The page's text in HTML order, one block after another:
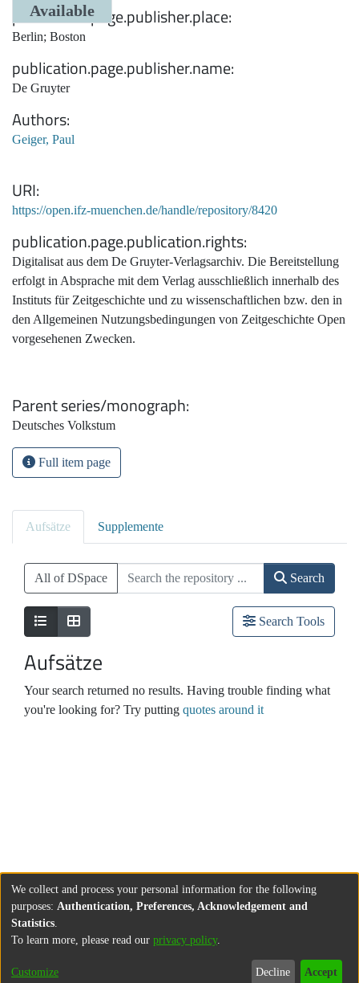
Available
publication.page.publisher.place
Berlin; Boston
publication.page.publisher.name
De Gruyter
Authors
Geiger, Paul
URI
https://open.ifz-muenchen.de/handle/repository/8420
publication.page.publication.rights
Digitalisat aus dem De Gruyter-Verlagsarchiv. Die Bereitstellung
erfolgt in Absprache mit dem Verlag ausschließlich innerhalb des
Instituts für Zeitgeschichte und zu wissenschaftlichen bzw. den in
den Allgemeinen Nutzungsbedingungen von Zeitgeschichte Open
vorgesehenen Zwecken.
Parent series/monograph
Deutsches Volkstum
Full item page
Aufsätze Supplemente
All of DSpace Search
Search Tools
Aufsätze
Your search returned no results. Having trouble finding what
you're looking for? Try putting quotes around it
We collect and process your personal information for the following
purposes: Authentication, Preferences, Acknowledgement and
Statistics
To learn more, please read our privacy policy.
Customize Decline Accept